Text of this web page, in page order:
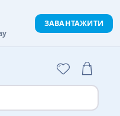
ЗАВАНТАЖИТИ